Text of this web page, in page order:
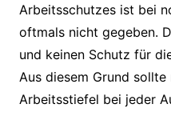
Arbeitsschutzes ist bei
oftmals nicht gegeben.
und keinen Schutz für
Aus diesem Grund
Arbeitsstiefel bei jeder